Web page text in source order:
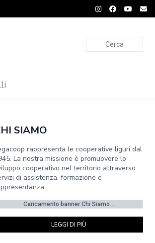
Cerca
SIAMO
rappresenta le cooperative liguri dal
La nostra missione è promuovere lo
cooperativo nel territorio attraverso
di assistenza, formazione e
Caricamento banner Chi Siamo...
LEGGI DI PIÙ